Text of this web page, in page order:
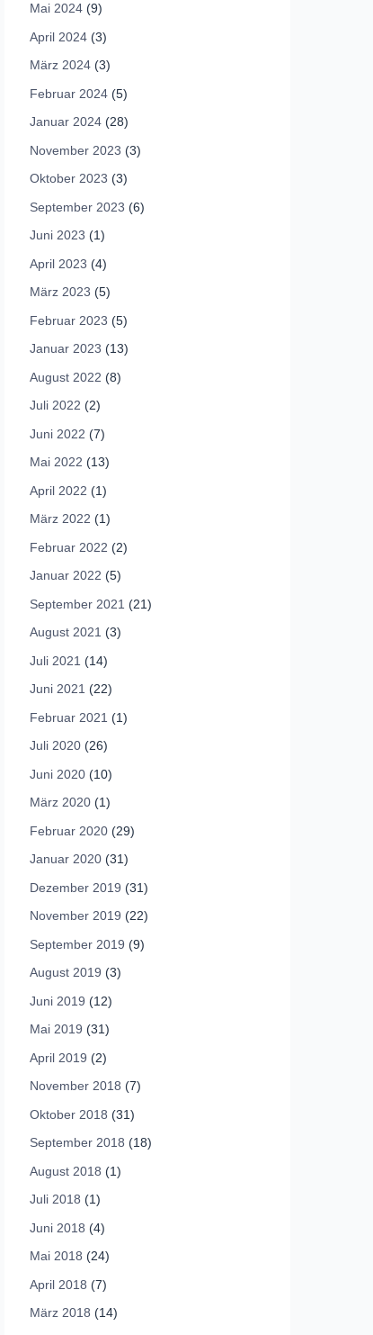
Mai 2024 (9)
April 2024 (3)
März 2024 (3)
Februar 2024 (5)
Januar 2024 (28)
November 2023 (3)
Oktober 2023 (3)
September 2023 (6)
Juni 2023 (1)
April 2023 (4)
März 2023 (5)
Februar 2023 (5)
Januar 2023 (13)
August 2022 (8)
Juli 2022 (2)
Juni 2022 (7)
Mai 2022 (13)
April 2022 (1)
März 2022 (1)
Februar 2022 (2)
Januar 2022 (5)
September 2021 (21)
August 2021 (3)
Juli 2021 (14)
Juni 2021 (22)
Februar 2021 (1)
Juli 2020 (26)
Juni 2020 (10)
März 2020 (1)
Februar 2020 (29)
Januar 2020 (31)
Dezember 2019 (31)
November 2019 (22)
September 2019 (9)
August 2019 (3)
Juni 2019 (12)
Mai 2019 (31)
April 2019 (2)
November 2018 (7)
Oktober 2018 (31)
September 2018 (18)
August 2018 (1)
Juli 2018 (1)
Juni 2018 (4)
Mai 2018 (24)
April 2018 (7)
März 2018 (14)